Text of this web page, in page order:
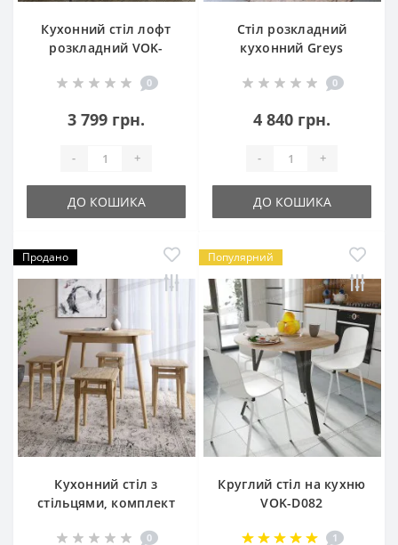
Кухонний стіл лофт
розкладний VOK-
0
3 799 грн.
- +
ДО КОШИКА
Стіл розкладний
кухонний Greys
0
4 840 грн.
- +
ДО КОШИКА
Продано
Кухонний стіл з
стільцями, комплект
0
Популярний
Круглий стіл на кухню
VOK-D082
1